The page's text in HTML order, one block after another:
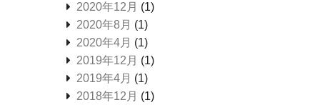
2020年12月 (1)
2020年8月 (1)
2020年4月 (1)
2019年12月 (1)
2019年4月 (1)
2018年12月 (1)